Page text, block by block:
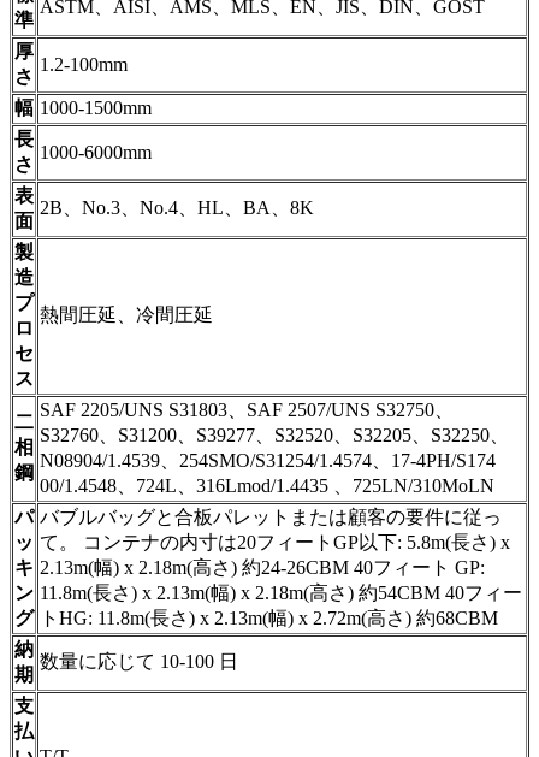
準
ASTM、AISI、AMS、MLS、EN、JIS、DIN、GOST
厚
さ
1.2-100mm
幅 1000-1500mm
長
さ
1000-6000mm
表
面
2B、No.3、No.4、HL、BA、8K
製
造
プ
ロ
セ
ス
熱間圧延、冷間圧延
二
相
鋼
SAF 2205/UNS S31803、SAF 2507/UNS S32750、
S32760、S31200、S39277、S32520、S32205、S32250、
N08904/1.4539、254SMO/S31254/1.4574、17-4PH/S174
00/1.4548、724L、316Lmod/1.4435 、725LN/310MoLN
パ
ッ
キ
ン
グ
バブルバッグと合板パレットまたは顧客の要件に従っ
て。 コンテナの内寸は20フィートGP以下: 5.8m(長さ) x
2.13m(幅) x 2.18m(高さ) 約24-26CBM 40フィート GP:
11.8m(長さ) x 2.13m(幅) x 2.18m(高さ) 約54CBM 40フィー
トHG: 11.8m(長さ) x 2.13m(幅) x 2.72m(高さ) 約68CBM
納
期
数量に応じて 10-100 日
支
払